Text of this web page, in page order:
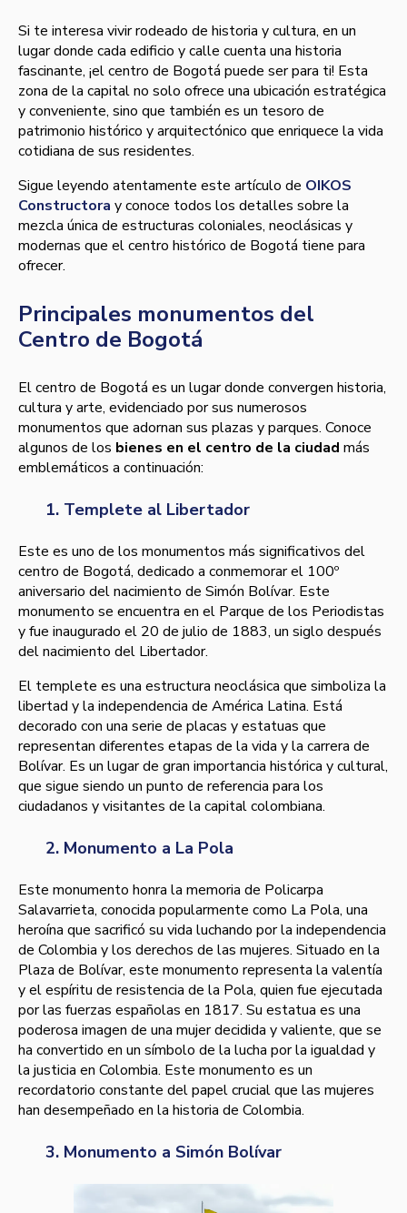
Si te interesa vivir rodeado de historia y cultura, en un
lugar donde cada edificio y calle cuenta una historia
fascinante, ¡el centro de Bogotá puede ser para ti! Esta
zona de la capital no solo ofrece una ubicación estratégica
y conveniente, sino que también es un tesoro de
patrimonio histórico y arquitectónico que enriquece la vida
cotidiana de sus residentes.
Sigue leyendo atentamente este artículo de OIKOS
Constructora y conoce todos los detalles sobre la
mezcla única de estructuras coloniales, neoclásicas y
modernas que el centro histórico de Bogotá tiene para
ofrecer.
Principales monumentos del
Centro de Bogotá
El centro de Bogotá es un lugar donde convergen historia,
cultura y arte, evidenciado por sus numerosos
monumentos que adornan sus plazas y parques. Conoce
algunos de los bienes en el centro de la ciudad más
emblemáticos a continuación:
1. Templete al Libertador
Este es uno de los monumentos más significativos del
centro de Bogotá, dedicado a conmemorar el 100º
aniversario del nacimiento de Simón Bolívar. Este
monumento se encuentra en el Parque de los Periodistas
y fue inaugurado el 20 de julio de 1883, un siglo después
del nacimiento del Libertador.
El templete es una estructura neoclásica que simboliza la
libertad y la independencia de América Latina. Está
decorado con una serie de placas y estatuas que
representan diferentes etapas de la vida y la carrera de
Bolívar. Es un lugar de gran importancia histórica y cultural,
que sigue siendo un punto de referencia para los
ciudadanos y visitantes de la capital colombiana.
2. Monumento a La Pola
Este monumento honra la memoria de Policarpa
Salavarrieta, conocida popularmente como La Pola, una
heroína que sacrificó su vida luchando por la independencia
de Colombia y los derechos de las mujeres. Situado en la
Plaza de Bolívar, este monumento representa la valentía
y el espíritu de resistencia de la Pola, quien fue ejecutada
por las fuerzas españolas en 1817. Su estatua es una
poderosa imagen de una mujer decidida y valiente, que se
ha convertido en un símbolo de la lucha por la igualdad y
la justicia en Colombia. Este monumento es un
recordatorio constante del papel crucial que las mujeres
han desempeñado en la historia de Colombia.
3. Monumento a Simón Bolívar